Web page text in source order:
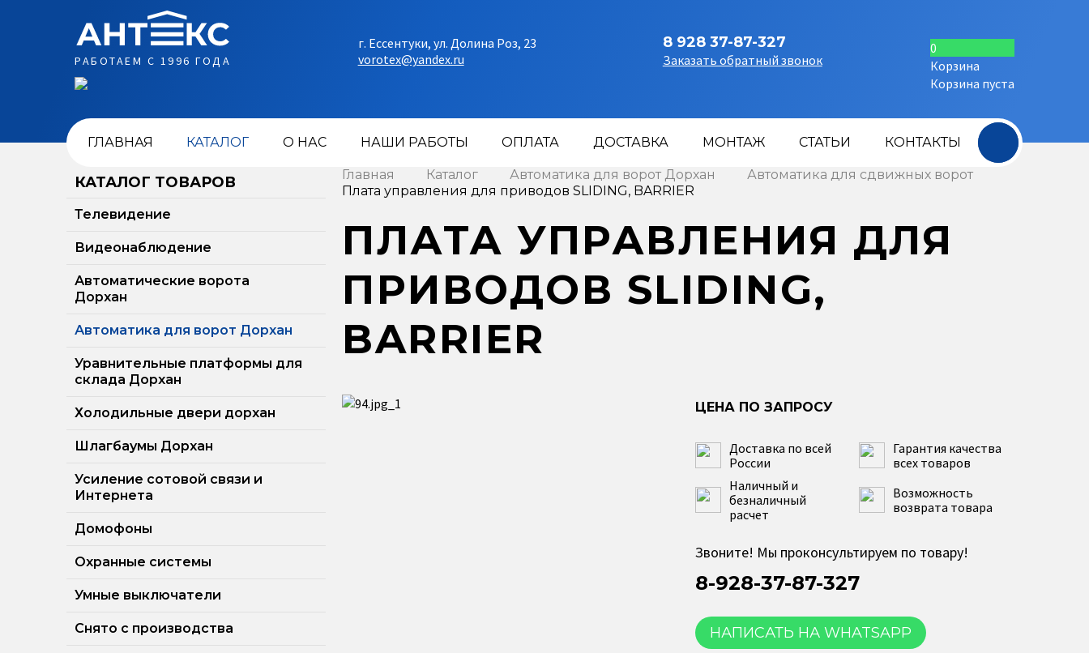
РАБОТАЕМ С 1996 ГОДА
г. Ессентуки, ул. Долина Роз, 23
vorotex@yandex.ru
8 928 37-87-327
Заказать обратный звонок
0
Корзина
Корзина пуста
ГЛАВНАЯ КАТАЛОГ О НАС НАШИ РАБОТЫ ОПЛАТА ДОСТАВКА МОНТАЖ СТАТЬИ КОНТАКТЫ +
КАТАЛОГ ТОВАРОВ
Телевидение
Видеонаблюдение
Автоматические ворота
Дорхан
Автоматика для ворот Дорхан
Уравнительные платформы для
склада Дорхан
Холодильные двери дорхан
Шлагбаумы Дорхан
Усиление сотовой связи и
Интернета
Домофоны
Охранные системы
Умные выключатели
Снято с производства
Главная Каталог Автоматика для ворот Дорхан
Автоматика для сдвижных ворот
Плата управления для приводов SLIDING, BARRIER
ПЛАТА УПРАВЛЕНИЯ ДЛЯ
ПРИВОДОВ SLIDING,
BARRIER
Доставка по всей
России
Гарантия качества
всех товаров
Наличный и
безналичный
расчет
Возможность
возврата товара
Звоните! Мы проконсультируем по товару!
8-928-37-87-327
НАПИСАТЬ НА WHATSAPP